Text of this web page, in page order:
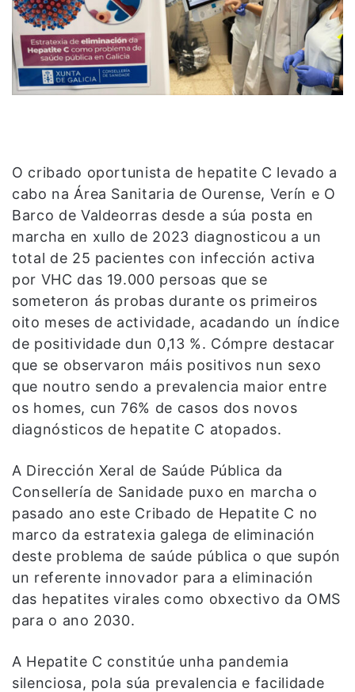
O cribado oportunista de hepatite C levado a
cabo na Área Sanitaria de Ourense, Verín e O
Barco de Valdeorras desde a súa posta en
marcha en xullo de 2023 diagnosticou a un
total de 25 pacientes con infección activa
por VHC das 19.000 persoas que se
someteron ás probas durante os primeiros
oito meses de actividade, acadando un índice
de positividade dun 0,13 %. Cómpre destacar
que se observaron máis positivos nun sexo
que noutro sendo a prevalencia maior entre
os homes, cun 76% de casos dos novos
diagnósticos de hepatite C atopados.
A Dirección Xeral de Saúde Pública da
Consellería de Sanidade puxo en marcha o
pasado ano este Cribado de Hepatite C no
marco da estratexia galega de eliminación
deste problema de saúde pública o que supón
un referente innovador para a eliminación
das hepatites virales como obxectivo da OMS
para o ano 2030.
A Hepatite C constitúe unha pandemia
silenciosa, pola súa prevalencia e facilidade